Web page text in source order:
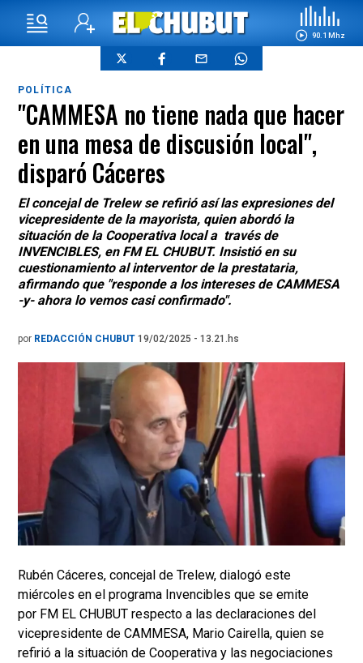
90.1 Mhz
POLÍTICA
"CAMMESA no tiene nada que hacer
en una mesa de discusión local",
disparó Cáceres
El concejal de Trelew se refirió así las expresiones del
vicepresidente de la mayorista, quien abordó la
situación de la Cooperativa local a través de
INVENCIBLES, en FM EL CHUBUT. Insistió en su
cuestionamiento al interventor de la prestataria,
afirmando que "responde a los intereses de CAMMESA
-y- ahora lo vemos casi confirmado".
por REDACCIÓN CHUBUT 19/02/2025 - 13.21.hs
Rubén Cáceres, concejal de Trelew, dialogó este
miércoles en el programa Invencibles que se emite
por FM EL CHUBUT respecto a las declaraciones del
vicepresidente de CAMMESA, Mario Cairella, quien se
refirió a la situación de Cooperativa y las negociaciones